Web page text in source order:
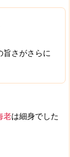
旨さがさらに
老は細身でした